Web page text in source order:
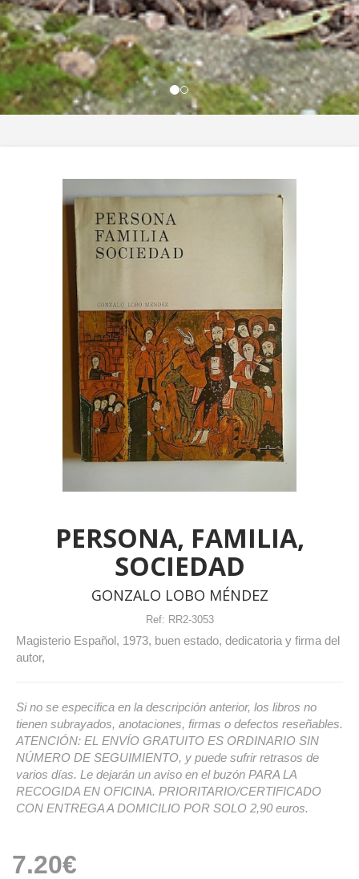
PERSONA, FAMILIA,
SOCIEDAD
GONZALO LOBO MÉNDEZ
Ref: RR2-3053
Magisterio Español, 1973, buen estado, dedicatoria y firma del
autor,
Si no se especifica en la descripción anterior, los libros no
tienen subrayados, anotaciones, firmas o defectos reseñables.
ATENCIÓN: EL ENVÍO GRATUITO ES ORDINARIO SIN
NÚMERO DE SEGUIMIENTO, y puede sufrir retrasos de
varios días. Le dejarán un aviso en el buzón PARA LA
RECOGIDA EN OFICINA. PRIORITARIO/CERTIFICADO
CON ENTREGA A DOMICILIO POR SOLO 2,90 euros.
7.20€